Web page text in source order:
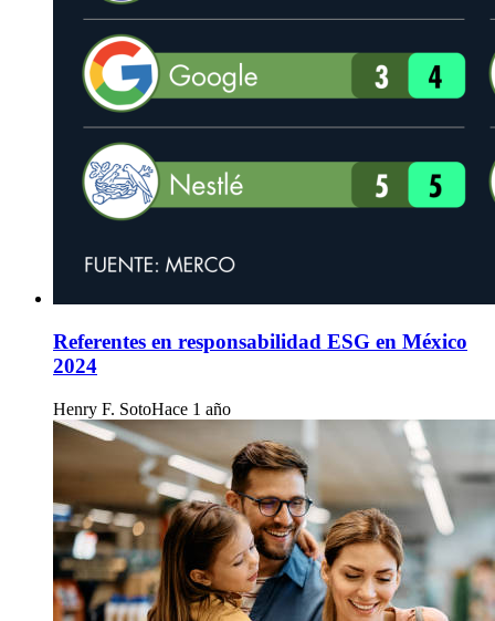
Referentes en responsabilidad ESG en México
2024
Henry F. SotoHace 1 año